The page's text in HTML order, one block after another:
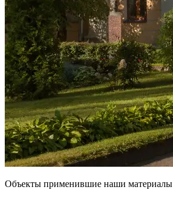
Объекты применившие наши материалы